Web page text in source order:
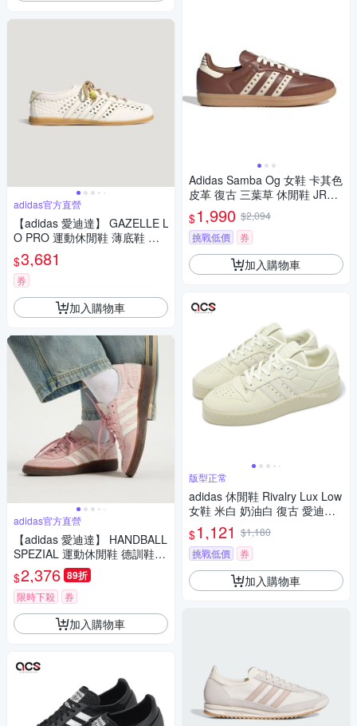
adidas官方直營
【adidas 愛迪達】 GAZELLE L
O PRO 運動休閒鞋 薄底鞋 滑
板 德訓鞋 復古 女鞋 - Originals
KH6236
$3,681
券
加入購物車
adidas官方直營
【adidas 愛迪達】 HANDBALL
SPEZIAL 運動休閒鞋 德訓鞋
滑板 復古 女鞋 - Originals JR4
503
$2,376 89折
限時下殺 券
加入購物車
Adidas Samba Og 女鞋 卡其色
皮革 復古 三葉草 休閒鞋 JR88
21
$1,990 $2,094
挑戰低價
券
加入購物車
版型正常
adidas 休閒鞋 Rivalry Lux Low
女鞋 米白 奶油白 復古 愛迪達 I
H0350
$1,121 $1,180
挑戰低價
券
加入購物車